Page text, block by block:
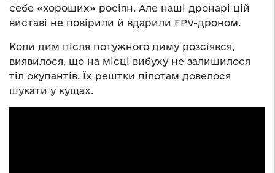
себе «хороших» росіян. Але наші дронарі цій
виставі не повірили й вдарили FPV-дроном.
Коли дим після потужного диму розсіявся,
виявилося, що на місці вибуху не залишилося
тіл окупантів. Їх рештки пілотам довелося
шукати у кущах.